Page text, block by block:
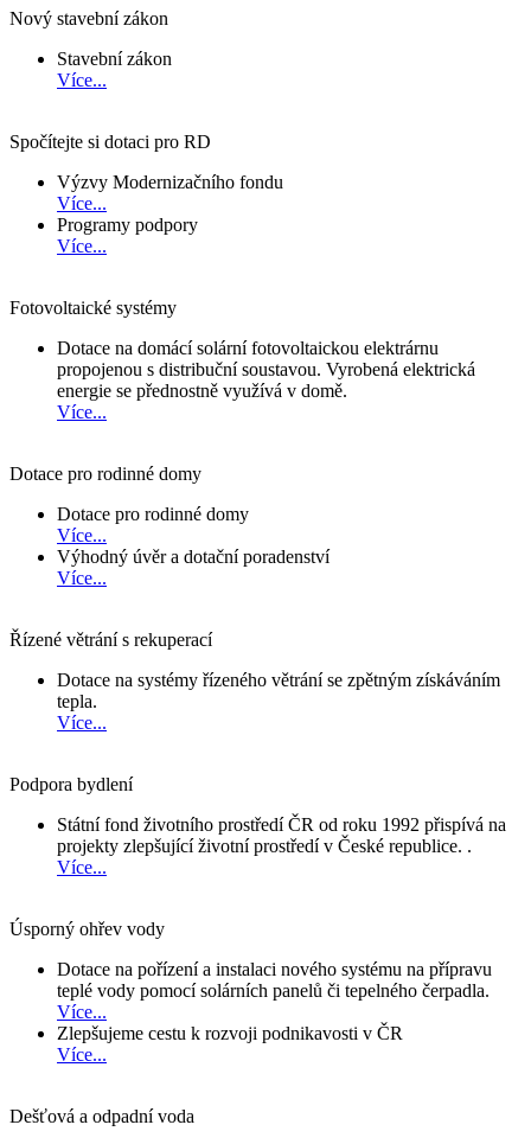
Nový stavební zákon
Stavební zákon
Více...
Spočítejte si dotaci pro RD
Výzvy Modernizačního fondu
Více...
Programy podpory
Více...
Fotovoltaické systémy
Dotace na domácí solární fotovoltaickou elektrárnu
propojenou s distribuční soustavou. Vyrobená elektrická
energie se přednostně využívá v domě.
Více...
Dotace pro rodinné domy
Dotace pro rodinné domy
Více...
Výhodný úvěr a dotační poradenství
Více...
Řízené větrání s rekuperací
Dotace na systémy řízeného větrání se zpětným získáváním
tepla.
Více...
Podpora bydlení
Státní fond životního prostředí ČR od roku 1992 přispívá na
projekty zlepšující životní prostředí v České republice. .
Více...
Úsporný ohřev vody
Dotace na pořízení a instalaci nového systému na přípravu
teplé vody pomocí solárních panelů či tepelného čerpadla.
Více...
Zlepšujeme cestu k rozvoji podnikavosti v ČR
Více...
Dešťová a odpadní voda